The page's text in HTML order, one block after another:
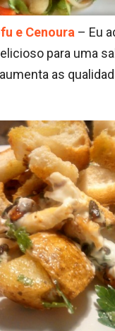
e Cenoura – Eu
para uma
as